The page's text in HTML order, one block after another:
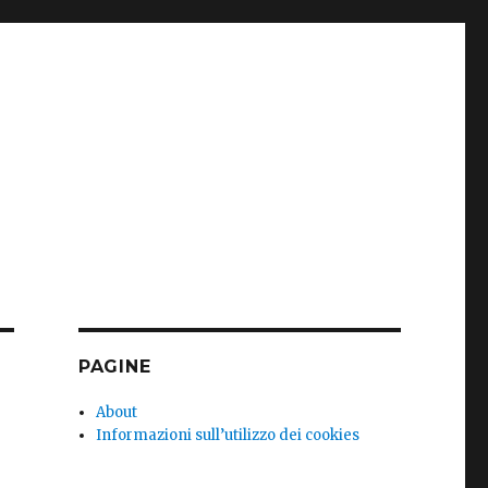
PAGINE
About
Informazioni sull’utilizzo dei cookies